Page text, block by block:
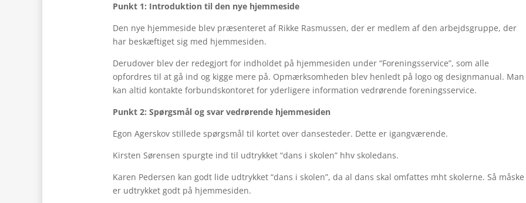
Punkt 1: Introduktion til den nye hjemmeside
Den nye hjemmeside blev præsenteret af Rikke Rasmussen, der er medlem af den arbejdsgruppe, der
har beskæftiget sig med hjemmesiden.
Derudover blev der redegjort for indholdet på hjemmesiden under “Foreningsservice”, som alle
opfordres til at gå ind og kigge mere på. Opmærksomheden blev henledt på logo og designmanual. Man
kan altid kontakte forbundskontoret for yderligere information vedrørende foreningsservice.
Punkt 2: Spørgsmål og svar vedrørende hjemmesiden
Egon Agerskov stillede spørgsmål til kortet over dansesteder. Dette er igangværende.
Kirsten Sørensen spurgte ind til udtrykket “dans i skolen” hhv skoledans.
Karen Pedersen kan godt lide udtrykket “dans i skolen”, da al dans skal omfattes mht skolerne. Så måske
er udtrykket godt på hjemmesiden.